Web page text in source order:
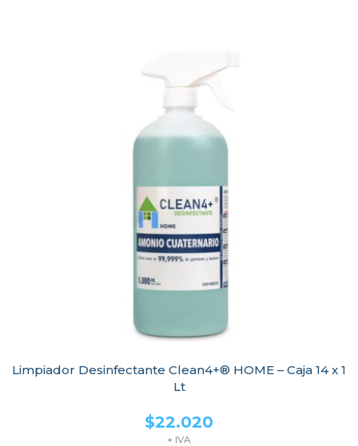
Limpiador Desinfectante Clean4+® HOME – Caja 14 x 1
Lt
$22.020
+ IVA